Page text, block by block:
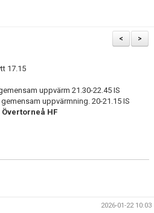
>
<
17.15
uppvärm 21.30-22.45 IS
uppvärmning. 20-21.15 IS
Övertorneå HF
2026-01-22 10:03